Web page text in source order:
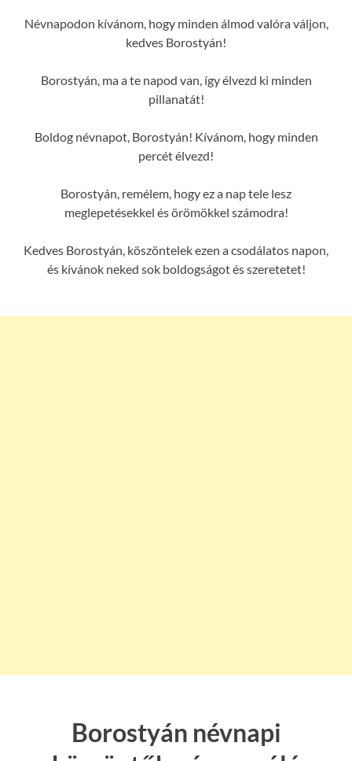
Névnapodon kívánom, hogy minden álmod valóra váljon,
kedves Borostyán!
Borostyán, ma a te napod van, így élvezd ki minden
pillanatát!
Boldog névnapot, Borostyán! Kívánom, hogy minden
percét élvezd!
Borostyán, remélem, hogy ez a nap tele lesz
meglepetésekkel és örömökkel számodra!
Kedves Borostyán, köszöntelek ezen a csodálatos napon,
és kívánok neked sok boldogságot és szeretetet!
Borostyán névnapi